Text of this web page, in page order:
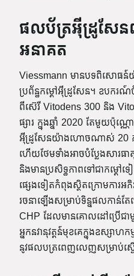
ផលប័ត្រអ៊ីដ្រូសែ
អនាគត
Viessmann មានបទពិសោធ
ប្រព័ន្ធកម្ដៅអ៊ីដ្រូសែន។ ឧបក
ពីស៊េរី Vitodens 300 និង
ផ្សារ ក្នុងឆ្នាំ 2020 តែមួយប៉ុណ្ណ
អ៊ីដ្រូសែនយ៉ាងហោចណាស់ 20 ភ
ហើយថែមទាំងអាចបំប្លែងសារធ
និងមានប្រសិទ្ធភាពទៅជាកម្ដៅទៀ
ផ្សេងទៀតកំពុងស្ថិតក្រោមការអ
រចនាឡើងសម្រាប់ទិន្នផលកាន់ត
CHP ដែលមានគោលដៅប្រើជា
អ្នកនវានុវត្តន៍មុខគេក្នុងឧស្សា
នូវផលបត្រពេញលេញសម្រាប់ស្ទើ